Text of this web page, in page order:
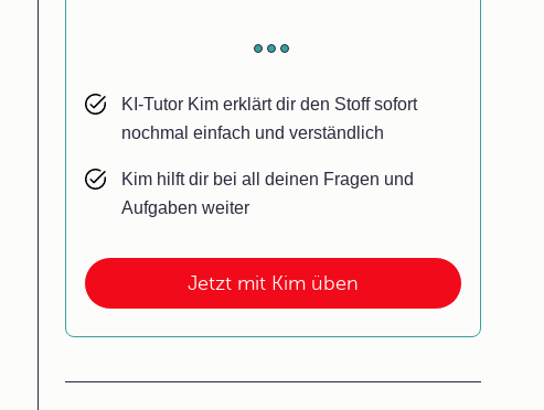
Jetzt mit Kim üben
KI-Tutor Kim erklärt dir den Stoff sofort
nochmal einfach und verständlich
Kim hilft dir bei all deinen Fragen und
Aufgaben weiter